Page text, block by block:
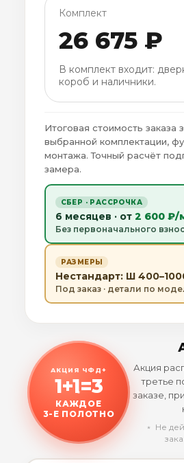
Комплект
26 675 ₽
В комплект входит:
короб и наличники.
Итоговая стоимость заказа
выбранной комплектации,
монтажа. Точный расчёт
замера.
СБЕР · РАССРОЧКА
6 месяцев · от 2 600 ₽/
Без первоначального
РАЗМЕРЫ
Нестандарт: Ш
Под заказ · детали по
АКЦИЯ ЧФД+
1+1=3
КАЖДОЕ
3-Е ПОЛОТНО
Акция
третье
заказе,
﹡ Не